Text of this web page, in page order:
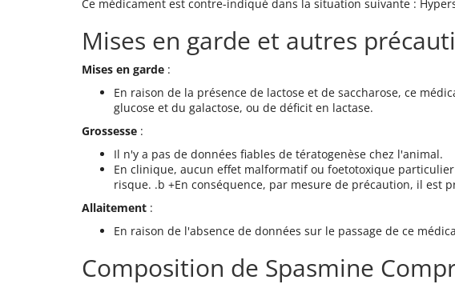
Ce médicament est contre-indiqué dans la situation suivante :
Mises en garde et autres
Mises en garde :
En raison de la présence de lactose et de saccharose, ce
glucose et du galactose, ou de déficit en lactase.
Grossesse :
Il n'y a pas de données fiables de tératogenèse chez l'animal.
En clinique, aucun effet malformatif ou foetotoxique
risque. .b +En conséquence, par mesure de précaution, il est
Allaitement :
En raison de l'absence de données sur le passage de ce
Composition de Spasmine